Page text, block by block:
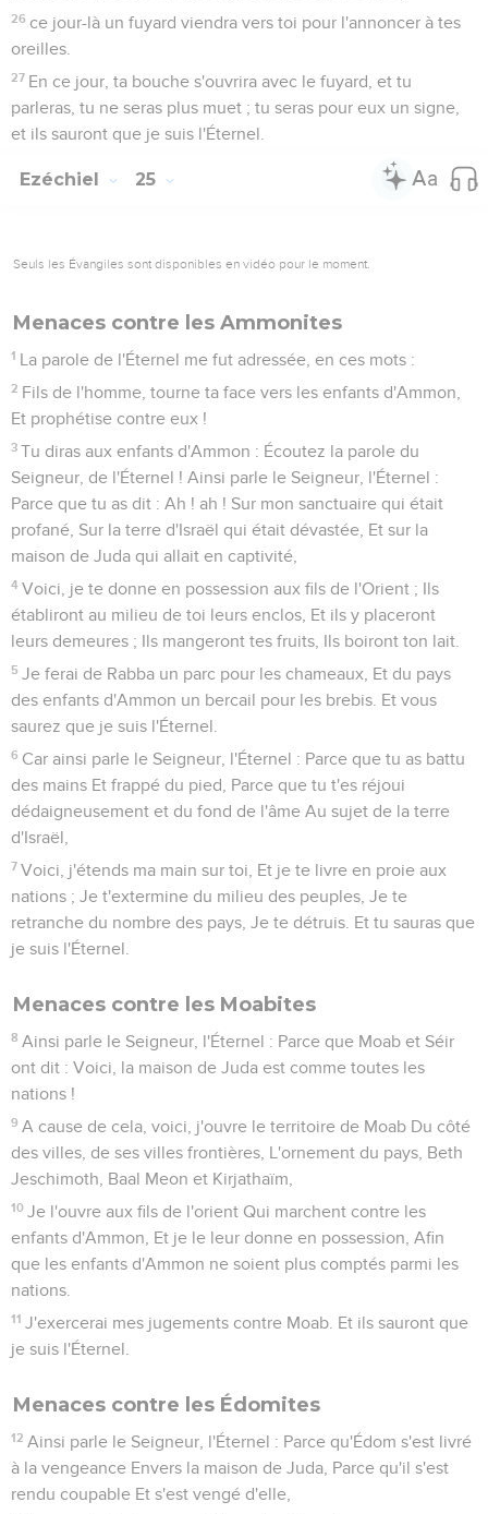
26 ce jour-là un fuyard viendra vers toi pour l'annoncer à tes
oreilles.
27 En ce jour, ta bouche s'ouvrira avec le fuyard, et tu
parleras, tu ne seras plus muet ; tu seras pour eux un signe,
et ils sauront que je suis l'Éternel.
Ezéchiel 25
Seuls les Évangiles sont disponibles en vidéo pour le moment.
Menaces contre les Ammonites
1 La parole de l'Éternel me fut adressée, en ces mots :
2 Fils de l'homme, tourne ta face vers les enfants d'Ammon,
Et prophétise contre eux !
3 Tu diras aux enfants d'Ammon : Écoutez la parole du
Seigneur, de l'Éternel ! Ainsi parle le Seigneur, l'Éternel :
Parce que tu as dit : Ah ! ah ! Sur mon sanctuaire qui était
profané, Sur la terre d'Israël qui était dévastée, Et sur la
maison de Juda qui allait en captivité,
4 Voici, je te donne en possession aux fils de l'Orient ; Ils
établiront au milieu de toi leurs enclos, Et ils y placeront
leurs demeures ; Ils mangeront tes fruits, Ils boiront ton lait.
5 Je ferai de Rabba un parc pour les chameaux, Et du pays
des enfants d'Ammon un bercail pour les brebis. Et vous
saurez que je suis l'Éternel.
6 Car ainsi parle le Seigneur, l'Éternel : Parce que tu as battu
des mains Et frappé du pied, Parce que tu t'es réjoui
dédaigneusement et du fond de l'âme Au sujet de la terre
d'Israël,
7 Voici, j'étends ma main sur toi, Et je te livre en proie aux
nations ; Je t'extermine du milieu des peuples, Je te
retranche du nombre des pays, Je te détruis. Et tu sauras que
je suis l'Éternel.
Menaces contre les Moabites
8 Ainsi parle le Seigneur, l'Éternel : Parce que Moab et Séir
ont dit : Voici, la maison de Juda est comme toutes les
nations !
9 A cause de cela, voici, j'ouvre le territoire de Moab Du côté
des villes, de ses villes frontières, L'ornement du pays, Beth
Jeschimoth, Baal Meon et Kirjathaïm,
10 Je l'ouvre aux fils de l'orient Qui marchent contre les
enfants d'Ammon, Et je le leur donne en possession, Afin
que les enfants d'Ammon ne soient plus comptés parmi les
nations.
11 J'exercerai mes jugements contre Moab. Et ils sauront que
je suis l'Éternel.
Menaces contre les Édomites
12 Ainsi parle le Seigneur, l'Éternel : Parce qu'Édom s'est livré
à la vengeance Envers la maison de Juda, Parce qu'il s'est
rendu coupable Et s'est vengé d'elle,